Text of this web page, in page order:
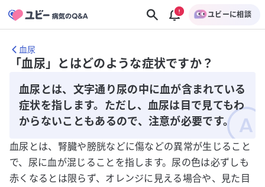
ユビーに相談
血尿
「血尿」とはどのような症状ですか？
血尿とは、文字通り尿の中に血が含まれている
症状を指します。ただし、血尿は目で見てもわ
からないこともあるので、注意が必要です。
血尿とは、腎臓や膀胱などに傷などの異常が生じること
で、尿に血が混じることを指します。尿の色は必ずしも
赤くなるとは限らず、オレンジに見える場合や、見た目